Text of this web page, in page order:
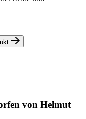
von Helmut